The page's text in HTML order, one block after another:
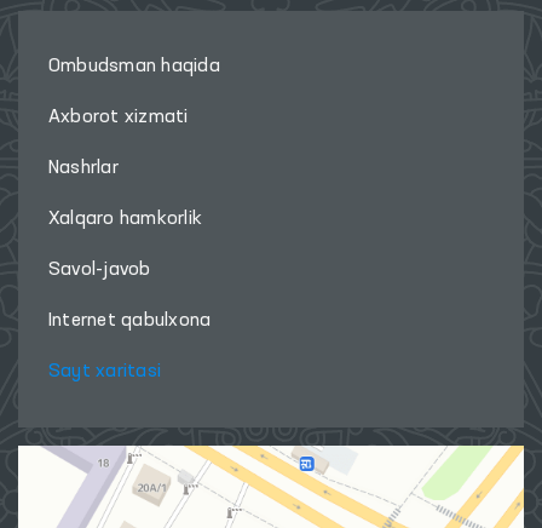
Ombudsman haqida
Axborot xizmati
Nashrlar
Xalqaro hamkorlik
Savol-javob
Internet qabulxona
Sayt xaritasi